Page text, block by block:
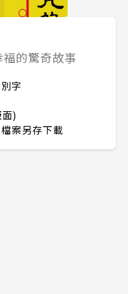
的驚奇故事
字
)
案另存下載